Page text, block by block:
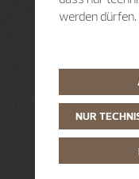
werden dürfen.
NUR